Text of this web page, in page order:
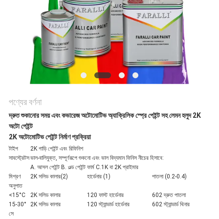
SITEMAP
গোপনীয়তা
পণ্যের বর্ণনা
দ্রুত শুকানোর সময় এবং কভারেজ অটোমোটিভ অ্যাক্রিলিক স্প্রে পেইন্ট সহ লেমন হলুদ 2K
অটো পেইন্ট
2K অটোমোটিভ পেইন্ট নির্মাণ প্রক্রিয়া
টাইপ
2K গাড়ি পেইন্ট এবং রিফিনিশ
সাবস্ট্রেটসভাল-বালিযুক্ত, সম্পূর্ণরূপে শুকনো এবং ভাল বিদ্যমান ফিনিস নীচের হিসাবে:
A. আসল পেইন্ট B. ওল্ড পেইন্ট ফার্ম C.1K বা 2K প্রাইমার
মিশ্রণ
অনুপাত
2K সলিড কালার(2) হার্ডেনার (1) পাতলা (0.2-0.4)
<15°C 2K সলিড কালার 120 ফাস্ট হার্ডেনার
602 দ্রুত পাতলা
15-30°
সে
2K সলিড কালার 120 স্ট্যান্ডার্ড হার্ডেনার 602 স্ট্যান্ডার্ড থিনার